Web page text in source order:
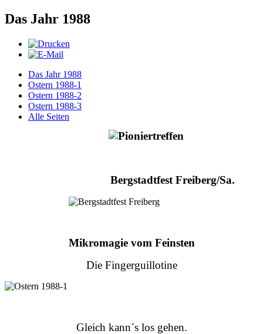
Das Jahr 1988
Das Jahr 1988
Ostern 1988-1
Ostern 1988-2
Ostern 1988-3
Alle Seiten
Bergstadtfest Freiberg/Sa.
Mikromagie vom Feinsten
Die Fingerguillotine
Gleich kann´s los gehen.